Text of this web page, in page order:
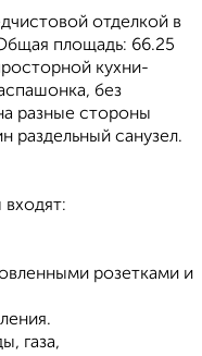
отделкой в
площадь: 66.25
кухни-
без
paзные стороны
раздельный санузел.
входят:
розетками и
газа,